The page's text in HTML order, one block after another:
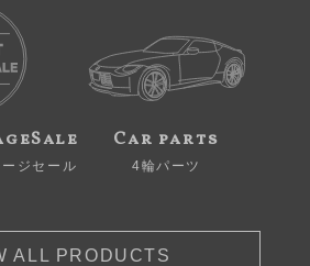
ージセール
Car parts
4輪パーツ
ALL PRODUCTS